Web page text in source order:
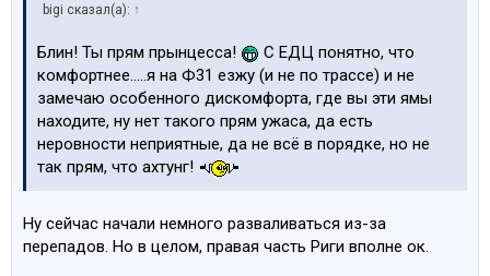
bigi сказал(а): ↑
Блин! Ты прям прынцесса!
С ЕДЦ понятно, что
комфортнее.....я на Ф31 езжу (и не по трассе) и не
замечаю особенного дискомфорта, где вы эти ямы
находите, ну нет такого прям ужаса, да есть
неровности неприятные, да не всё в порядке, но не
так прям, что ахтунг!
Ну сейчас начали немного разваливаться из-за
перепадов. Но в целом, правая часть Риги вполне ок.